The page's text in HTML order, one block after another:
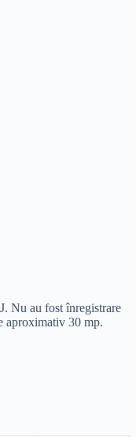
Nu au fost înregistrare
aproximativ 30 mp.